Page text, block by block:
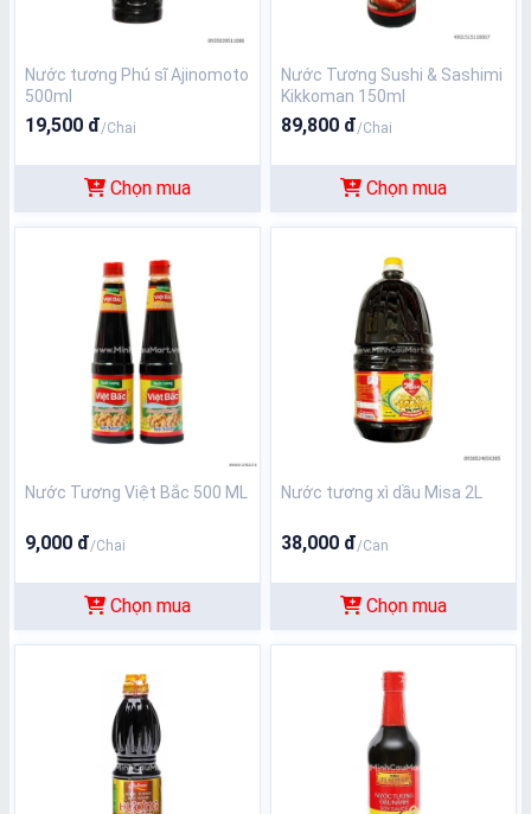
Nước tương Phú sĩ Ajinomoto
500ml
19,500 đ/Chai
Chọn mua
Nước Tương Sushi & Sashimi
Kikkoman 150ml
89,800 đ/Chai
Chọn mua
Nước Tương Việt Bắc 500 ML
9,000 đ/Chai
Chọn mua
Nước tương xì dầu Misa 2L
38,000 đ/Can
Chọn mua